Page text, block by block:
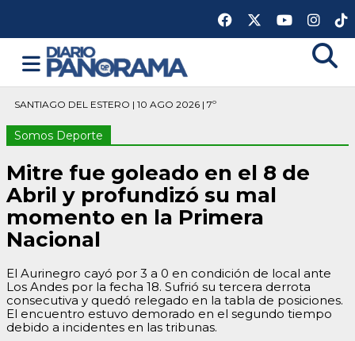
SANTIAGO DEL ESTERO | 10 AGO 2026 | 7º
Somos Deporte
Mitre fue goleado en el 8 de
Abril y profundizó su mal
momento en la Primera
Nacional
El Aurinegro cayó por 3 a 0 en condición de local ante
Los Andes por la fecha 18. Sufrió su tercera derrota
consecutiva y quedó relegado en la tabla de posiciones.
El encuentro estuvo demorado en el segundo tiempo
debido a incidentes en las tribunas.